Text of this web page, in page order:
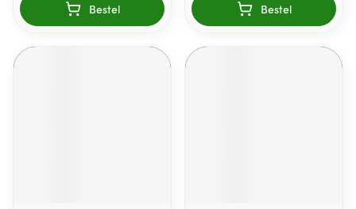
Bestel Bestel